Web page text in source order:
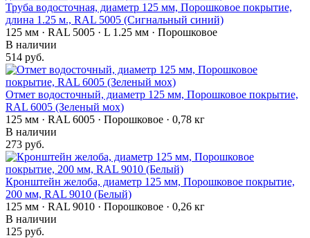
Труба водосточная, диаметр 125 мм, Порошковое покрытие,
длина 1.25 м., RAL 5005 (Сигнальный синий)
125 мм · RAL 5005 · L 1.25 мм · Порошковое
В наличии
514 руб.
Отмет водосточный, диаметр 125 мм, Порошковое покрытие,
RAL 6005 (Зеленый мох)
125 мм · RAL 6005 · Порошковое · 0,78 кг
В наличии
273 руб.
Кронштейн желоба, диаметр 125 мм, Порошковое покрытие,
200 мм, RAL 9010 (Белый)
125 мм · RAL 9010 · Порошковое · 0,26 кг
В наличии
125 руб.